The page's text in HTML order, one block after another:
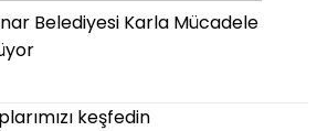
Belediyesi Karla Mücadele
keşfedin